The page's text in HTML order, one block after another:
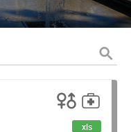
xls